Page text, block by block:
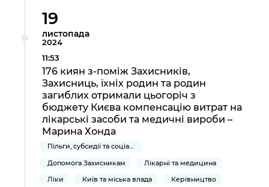
Kyiv International Relations
Річні звіти
Гендерна політика
Безбар'єрність
Київська міська військова адміністрація
Портал Захисників та Захисниць
Безбар'єрність
Портал послуг
Міський застосунок Київ Цифровий
Важливе під час воєнного стану
Важливе під час воєнного стану
Про відкриті дані
Портал даних Києва
Публічні дашборди
19
листопада
2024
11:53
176 киян з-поміж Захисників,
Захисниць, їхніх родин та родин
загиблих отримали цьогоріч з
бюджету Києва компенсацію витрат на
лікарські засоби та медичні вироби –
Марина Хонда
Пільги, субсидії та соціальний захист
Допомога Захисникам
Лікарні та медицина
Ліки
Київ та міська влада
Керівництво